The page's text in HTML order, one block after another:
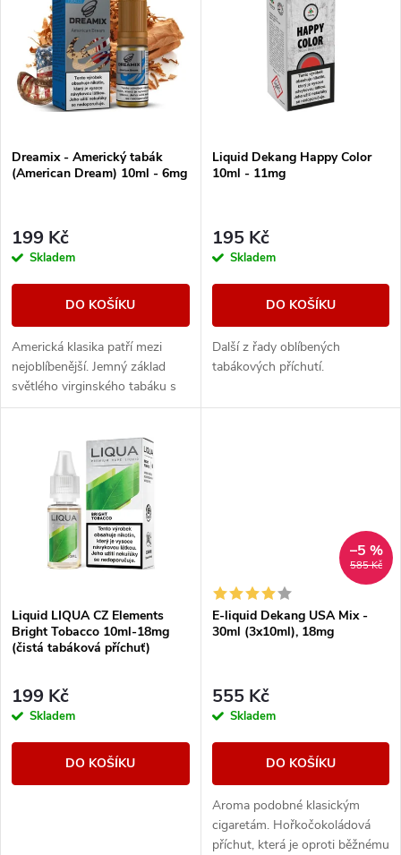
e
n
p
r
o
u
k
Nejdražší
Abecedně
p
i
s
p
r
o
d
u
k
Dreamix - Americký tabák
(American Dream) 10ml - 6mg
199 Kč
Skladem
DO KOŠÍKU
Americká klasika patří mezi
nejoblíbenější. Jemný základ
světlého virginského tabáku s
sebou nese nenápadné lehce
Liquid Dekang Happy Color
10ml - 11mg
195 Kč
Skladem
DO KOŠÍKU
Další z řady oblíbených
tabákových příchutí.
Liquid LIQUA CZ Elements
Bright Tobacco 10ml-18mg
(čistá tabáková příchuť)
199 Kč
Skladem
DO KOŠÍKU
585 Kč
–5 %
E-liquid Dekang USA Mix -
30ml (3x10ml), 18mg
555 Kč
Skladem
DO KOŠÍKU
Aroma podobné klasickým
cigaretám. Hořkočokoládová
příchut, která je oproti běžnému